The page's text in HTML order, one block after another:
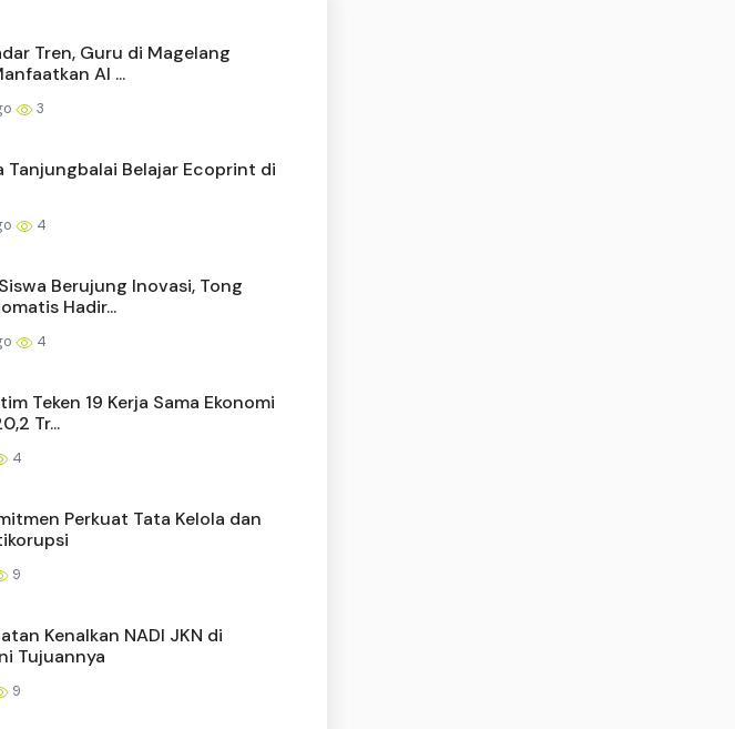
Tren, Guru di Magelang
AI ...
3
Tanjungbalai Belajar Ecoprint di
4
Berujung Inovasi, Tong
Hadir...
4
Teken 19 Kerja Sama Ekonomi
Tr...
4
Perkuat Tata Kelola dan
9
Kenalkan NADI JKN di
Tujuannya
9